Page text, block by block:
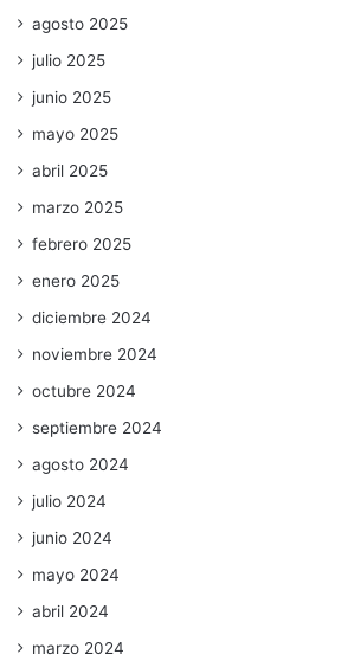
agosto 2025
julio 2025
junio 2025
mayo 2025
abril 2025
marzo 2025
febrero 2025
enero 2025
diciembre 2024
noviembre 2024
octubre 2024
septiembre 2024
agosto 2024
julio 2024
junio 2024
mayo 2024
abril 2024
marzo 2024